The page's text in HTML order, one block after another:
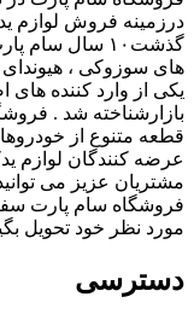
درزمینه فروش لوازم
گذشت۱۰ سال
های سوزوکی ،
یکی از وارد کننده
قطعه متنوع از
عرضه کنندگان لوازم
مشتریان عزیز می
فروشگاه سام پارت
مورد نظر خود تحویل
دسترسی